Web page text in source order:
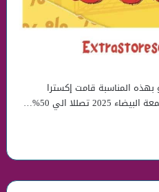
صارت قريبة و بهذه المناسبة قامت إكسترا
الي 50%…